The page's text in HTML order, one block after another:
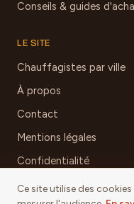
Conseils & guides
LE SITE
Chauffagistes par ville
À propos
Contact
Mentions légales
Confidentialité
Ce site utilise des